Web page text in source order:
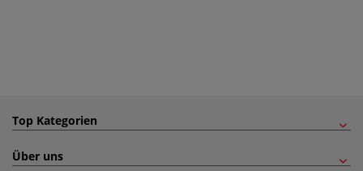
Top Kategorien
Über uns